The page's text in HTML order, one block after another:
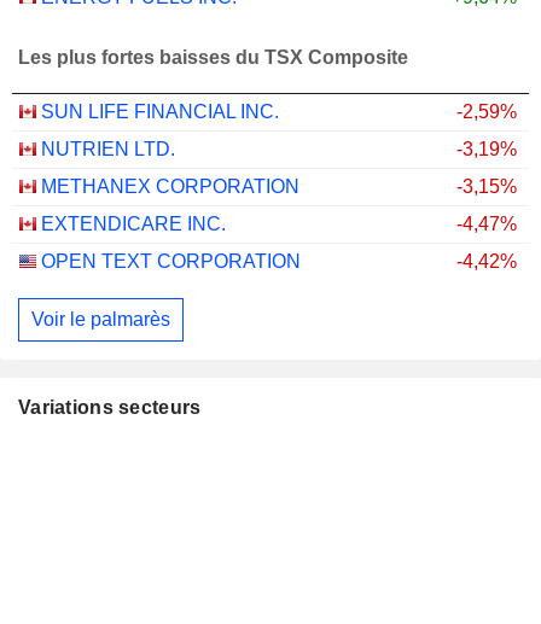
Les plus fortes baisses du TSX Composite
SUN LIFE FINANCIAL INC.
-2,59%
NUTRIEN LTD.
-3,19%
METHANEX CORPORATION
-3,15%
EXTENDICARE INC.
-4,47%
OPEN TEXT CORPORATION
-4,42%
Voir le palmarès
Variations secteurs